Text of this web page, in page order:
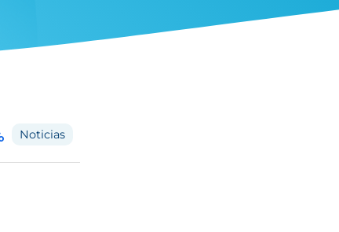
Noticias